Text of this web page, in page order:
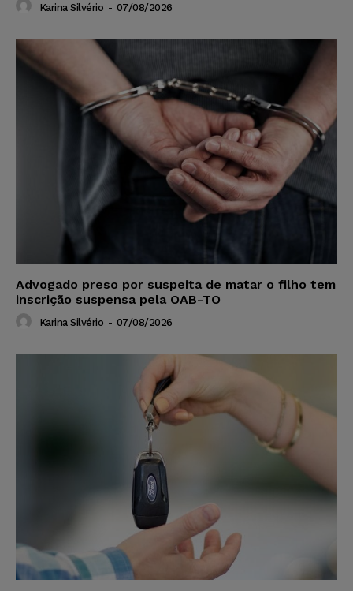
Karina Silvério - 07/08/2026
Advogado preso por suspeita de matar o filho tem
inscrição suspensa pela OAB-TO
Karina Silvério - 07/08/2026